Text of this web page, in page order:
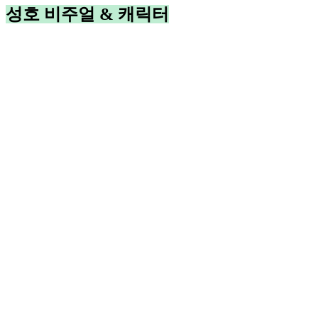
성호 비주얼 & 캐릭터